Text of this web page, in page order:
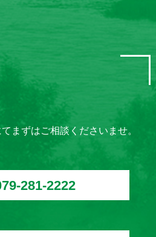
まずはご相談くださいませ。
281-2222